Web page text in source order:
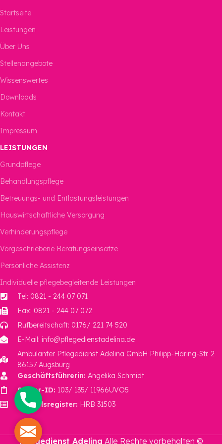
Startseite
Leistungen
Über Uns
Stellenangebote
Wissenswertes
Downloads
Kontakt
Impressum
LEISTUNGEN
Grundpflege
Behandlungspflege
Betreuungs- und Entlastungsleistungen
Hauswirtschaftliche Versorgung
Verhinderungspflege
Vorgeschriebene Beratungseinsätze
Persönliche Assistenz
Individuelle pflegebegleitende Leistungen
Tel: 0821 - 244 07 071
Fax: 0821 - 244 07 072
Rufbereitschaft: 0176/ 221 74 520
E-Mail: info@pflegedienstadelina.de
Ambulanter Pflegedienst Adelina GmbH Philipp-Häring-Str. 2
86157 Augsburg
Geschäftsführerin: Angelika Schmidt
Steuer-ID: 103/ 135/ 11966UVO5
Handelsregister: HRB 31503
Pflegedienst Adelina Alle Rechte vorbehalten ©
Phone
Mail